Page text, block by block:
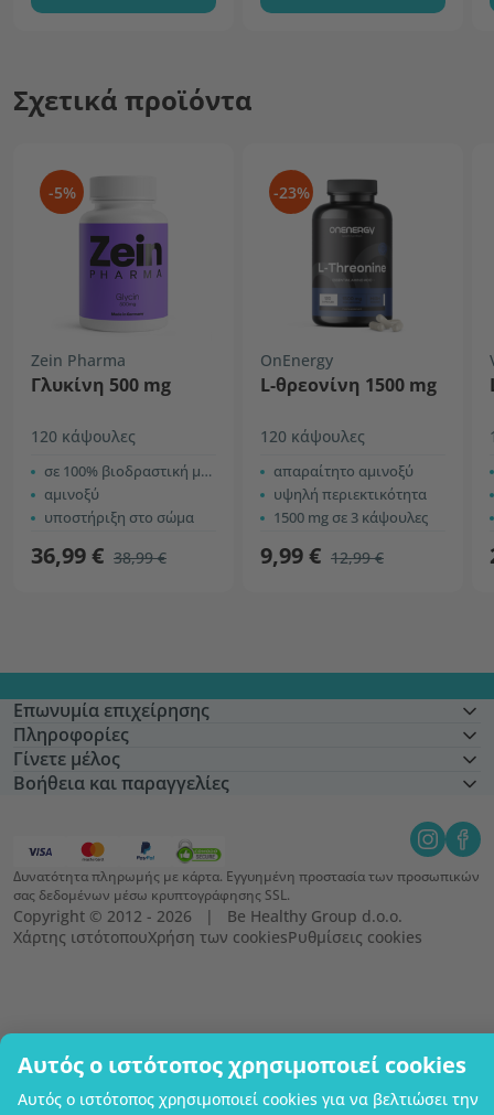
Αυτός ο ιστότοπος χρησιμοποιεί cookies
Αυτός ο ιστότοπος χρησιμοποιεί cookies για να βελτιώσει την
Σχετικά προϊόντα
-5%
Zein Pharma
Γλυκίνη 500 mg
120 κάψουλες
σε 100% βιοδραστική μορφή L
αμινοξύ
υποστήριξη στο σώμα
36,99 € 38,99 €
-23%
OnEnergy
L-θρεονίνη 1500 mg
120 κάψουλες
απαραίτητο αμινοξύ
υψηλή περιεκτικότητα
1500 mg σε 3 κάψουλες
9,99 € 12,99 €
Επωνυμία επιχείρησης
Πληροφορίες
Γίνετε μέλος
Βοήθεια και παραγγελίες
Δυνατότητα πληρωμής με κάρτα. Εγγυημένη προστασία των προσωπικών
σας δεδομένων μέσω κρυπτογράφησης SSL.
Copyright © 2012 - 2026   |   Be Healthy Group d.o.o.
Χάρτης ιστότοπουΧρήση των cookiesΡυθμίσεις cookies